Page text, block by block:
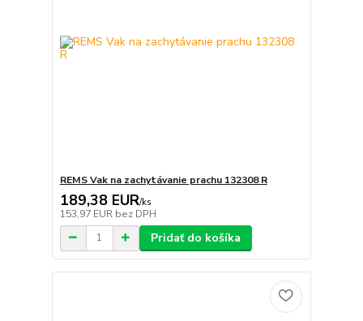
REMS Vak na zachytávanie prachu 132308 R
189,38 EUR/ks
153,97 EUR bez DPH
Pridať do košíka